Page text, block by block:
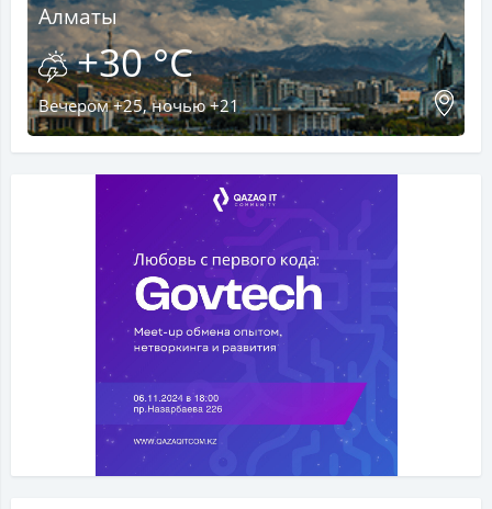
Алматы
+30 °C
Вечером +25, ночью +21